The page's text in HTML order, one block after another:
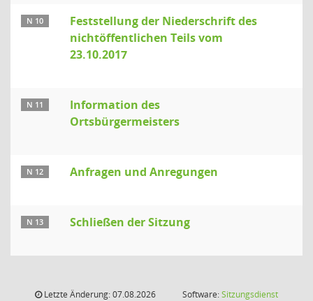
N 10
Feststellung der Niederschrift des
nichtöffentlichen Teils vom
23.10.2017
N 11
Information des
Ortsbürgermeisters
N 12 Anfragen und Anregungen
N 13 Schließen der Sitzung
Letzte Änderung: 07.08.2026 Software:Sitzungsdienst